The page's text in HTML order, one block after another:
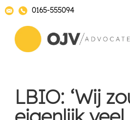
0165-555094
LBIO: ‘Wij